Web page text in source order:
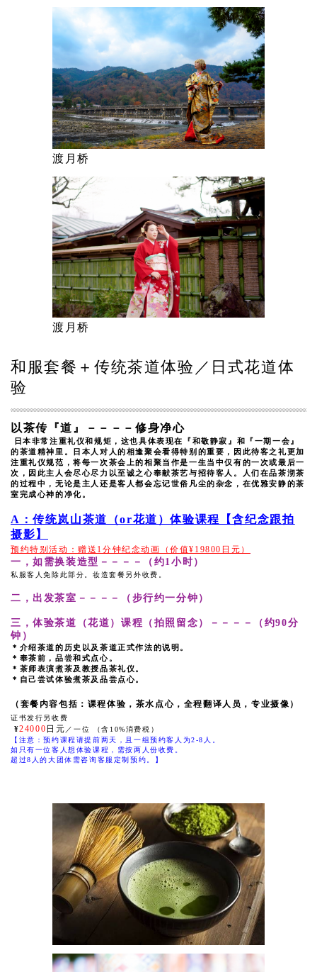
渡月桥
渡月桥
和服套餐＋传统茶道体验／日式花道体
验
以茶传『道』－－－－修身净心
日本非常注重礼仪和规矩，这也具体表现在『和敬静寂』和『一期一会』
的茶道精神里。日本人对人的相逢聚会看得特别的重要，因此待客之礼更加
注重礼仪规范，将每一次茶会上的相聚当作是一生当中仅有的一次或最后一
次，因此主人会尽心尽力以至诚之心奉献茶艺与招待客人。人们在品茶沏茶
的过程中，无论是主人还是客人都会忘记世俗凡尘的杂念，在优雅安静的茶
室完成心神的净化。
A：传统岚山茶道（or花道）体验课程【含纪念跟拍
摄影】
预约特别活动：赠送1分钟纪念动画（价值¥19800日元）
一，如需换装造型－－－－（约1小时）
私服客人免除此部分。妆造套餐另外收费。
二，出发茶室－－－－（步行约一分钟）
三，体验茶道（花道）课程（拍照留念）－－－－（约90分
钟）
＊介绍茶道的历史以及茶道正式作法的说明。
＊奉茶前，品尝和式点心。
＊茶师表演煮茶及教授品茶礼仪。
＊自己尝试体验煮茶及品尝点心。
（套餐内容包括：课程体验，茶水点心，全程翻译人员，专业摄像）
证书发行另收费
¥24000 日元 ／一位 （含10%消费税）
【注意：预约课程请提前两天，且一组预约客人为2-8人。
如只有一位客人想体验课程，需按两人份收费。
超过8人的大团体需咨询客服定制预约。】